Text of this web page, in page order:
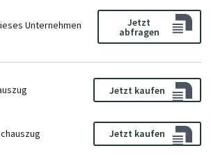
Unternehmen
Jetzt
abfragen
Jetzt kaufen
Jetzt kaufen